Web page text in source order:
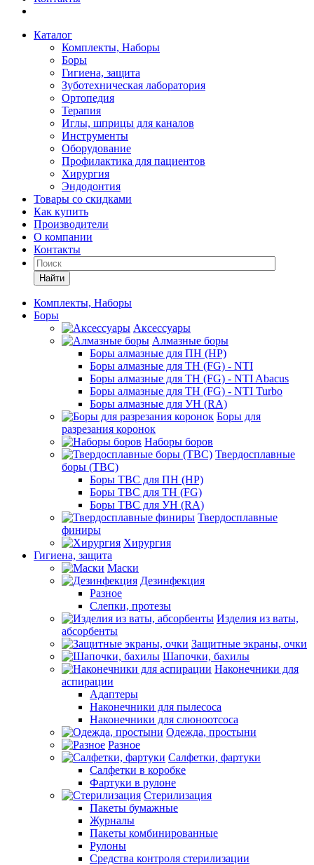
Каталог
Комплекты, Наборы
Боры
Гигиена, защита
Зуботехническая лаборатория
Ортопедия
Терапия
Иглы, шприцы для каналов
Инструменты
Оборудование
Профилактика для пациентов
Хирургия
Эндодонтия
Товары со скидками
Как купить
Производители
О компании
Контакты
Найти
Комплекты, Наборы
Боры
Аксессуары
Алмазные боры
Боры алмазные для ПН (HP)
Боры алмазные для ТН (FG) - NTI
Боры алмазные для ТН (FG) - NTI Abacus
Боры алмазные для ТН (FG) - NTI Turbo
Боры алмазные для УН (RA)
Боры для
разрезания коронок
Наборы боров
Твердосплавные
боры (ТВС)
Боры ТВС для ПН (HP)
Боры ТВС для ТН (FG)
Боры ТВС для УН (RA)
Твердосплавные
финиры
Хирургия
Гигиена, защита
Маски
Дезинфекция
Разное
Слепки, протезы
Изделия из ваты,
абсорбенты
Защитные экраны, очки
Шапочки, бахилы
Наконечники для
аспирации
Адаптеры
Наконечники для пылесоса
Наконечники для слюноотсоса
Одежда, простыни
Разное
Салфетки, фартуки
Салфетки в коробке
Фартуки в рулоне
Стерилизация
Пакеты бумажные
Журналы
Пакеты комбинированные
Рулоны
Средства контроля стерилизации